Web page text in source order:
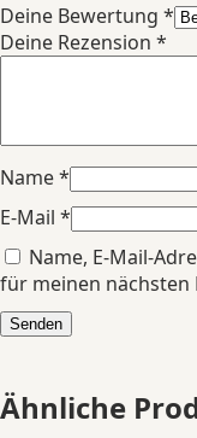
Deine Bewertung *
Deine Rezension *
Name*
E-Mail *
Name, E-Mail-
für meinen nächsten
Ähnliche